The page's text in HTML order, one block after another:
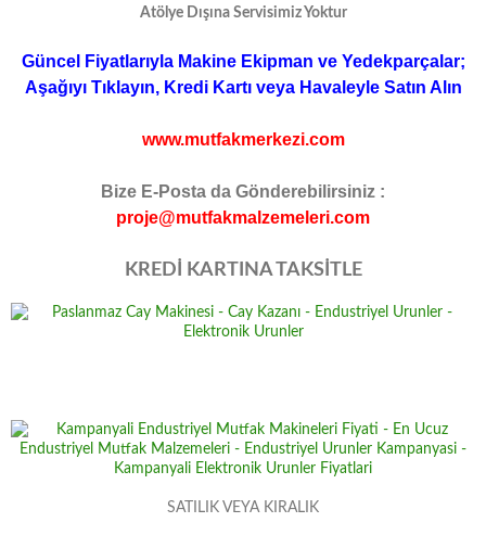
Atölye Dışına Servisimiz Yoktur
Güncel Fiyatlarıyla Makine Ekipman ve Yedekparçalar;
Aşağıyı Tıklayın, Kredi Kartı veya Havaleyle Satın Alın
www.mutfakmerkezi.com
Bize E-Posta da Gönderebilirsiniz :
proje@mutfakmalzemeleri.com
KREDİ KARTINA TAKSİTLE
SATILIK VEYA KIRALIK